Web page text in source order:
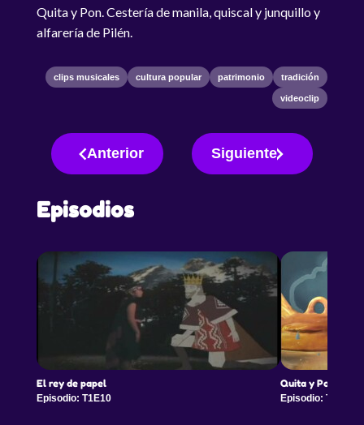
Quita y Pon. Cestería de manila, quiscal y junquillo y
alfarería de Pilén.
clips musicales cultura popular patrimonio tradición
videoclip
Anterior Siguiente
Episodios
El rey de papel
Episodio: T1E10
Quita y Pon –
Episodio: T1E11